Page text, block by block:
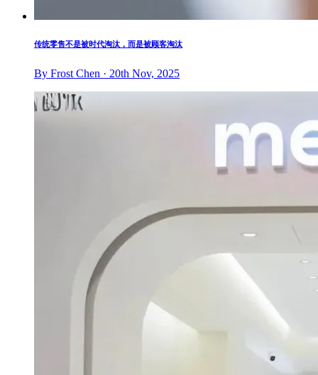
传统零售不是被时代淘汰，而是被顾客淘汰
By Frost Chen · 20th Nov, 2025